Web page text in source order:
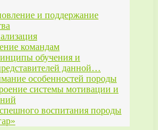
и поддержание
командам
обучения и
данной…
особенностей породы
системы мотивации и
воспитания породы